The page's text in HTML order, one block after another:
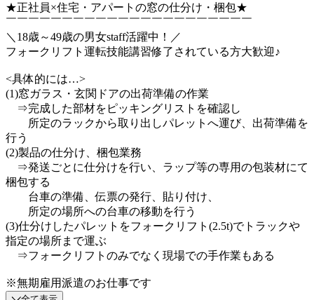
★正社員×住宅・アパートの窓の仕分け・梱包★
￣￣￣￣￣￣￣￣￣￣￣￣￣￣￣￣￣￣￣￣￣￣
＼18歳～49歳の男女staff活躍中！／
フォークリフト運転技能講習修了されている方大歓迎♪
<具体的には…>
(1)窓ガラス・玄関ドアの出荷準備の作業
⇒完成した部材をピッキングリストを確認し
所定のラックから取り出しパレットへ運び、出荷準備を
行う
(2)製品の仕分け、梱包業務
⇒発送ごとに仕分けを行い、ラップ等の専用の包装材にて
梱包する
台車の準備、伝票の発行、貼り付け、
所定の場所への台車の移動を行う
(3)仕分けしたパレットをフォークリフト(2.5t)でトラックや
指定の場所まで運ぶ
⇒フォークリフトのみでなく現場での手作業もある
※無期雇用派遣のお仕事です